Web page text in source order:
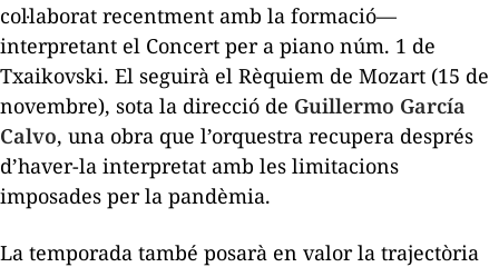
col·laborat recentment amb la formació—
interpretant el Concert per a piano núm. 1 de
Txaikovski. El seguirà el Rèquiem de Mozart (15 de
novembre), sota la direcció de Guillermo García
Calvo, una obra que l’orquestra recupera després
d’haver-la interpretat amb les limitacions
imposades per la pandèmia.
La temporada també posarà en valor la trajectòria